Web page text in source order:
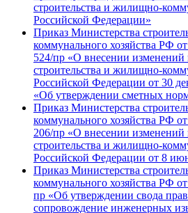
строительства и жилищно-
Российской Федерации»
Приказ Министерства
коммунального хозяйства РФ
524/пр «О внесении изменений
строительства и жилищно-
Российской Федерации от 30
«Об утверждении сметных
Приказ Министерства
коммунального хозяйства РФ
206/пр «О внесении изменений
строительства и жилищно-
Российской Федерации от 8
Приказ Министерства
коммунального хозяйства РФ
пр «Об утверждении свода
сопровождение инженерных